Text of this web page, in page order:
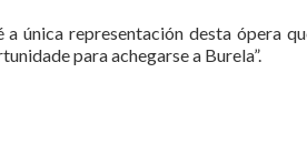
a única representación desta ópera
para achegarse a Burela”.